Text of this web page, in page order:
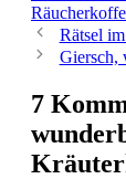
Rätsel
Giersch,
7